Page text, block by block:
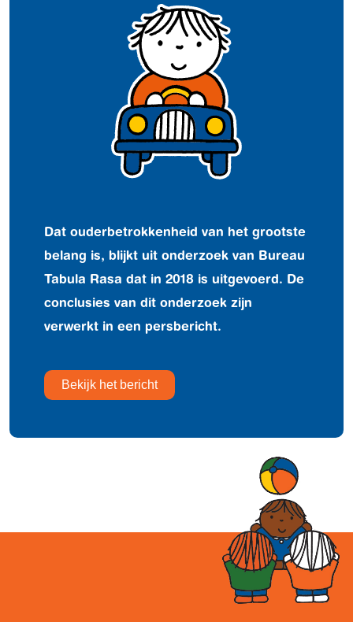
Dat ouderbetrokkenheid van het grootste
belang is, blijkt uit onderzoek van Bureau
Tabula Rasa dat in 2018 is uitgevoerd. De
conclusies van dit onderzoek zijn
verwerkt in een persbericht.
Bekijk het bericht